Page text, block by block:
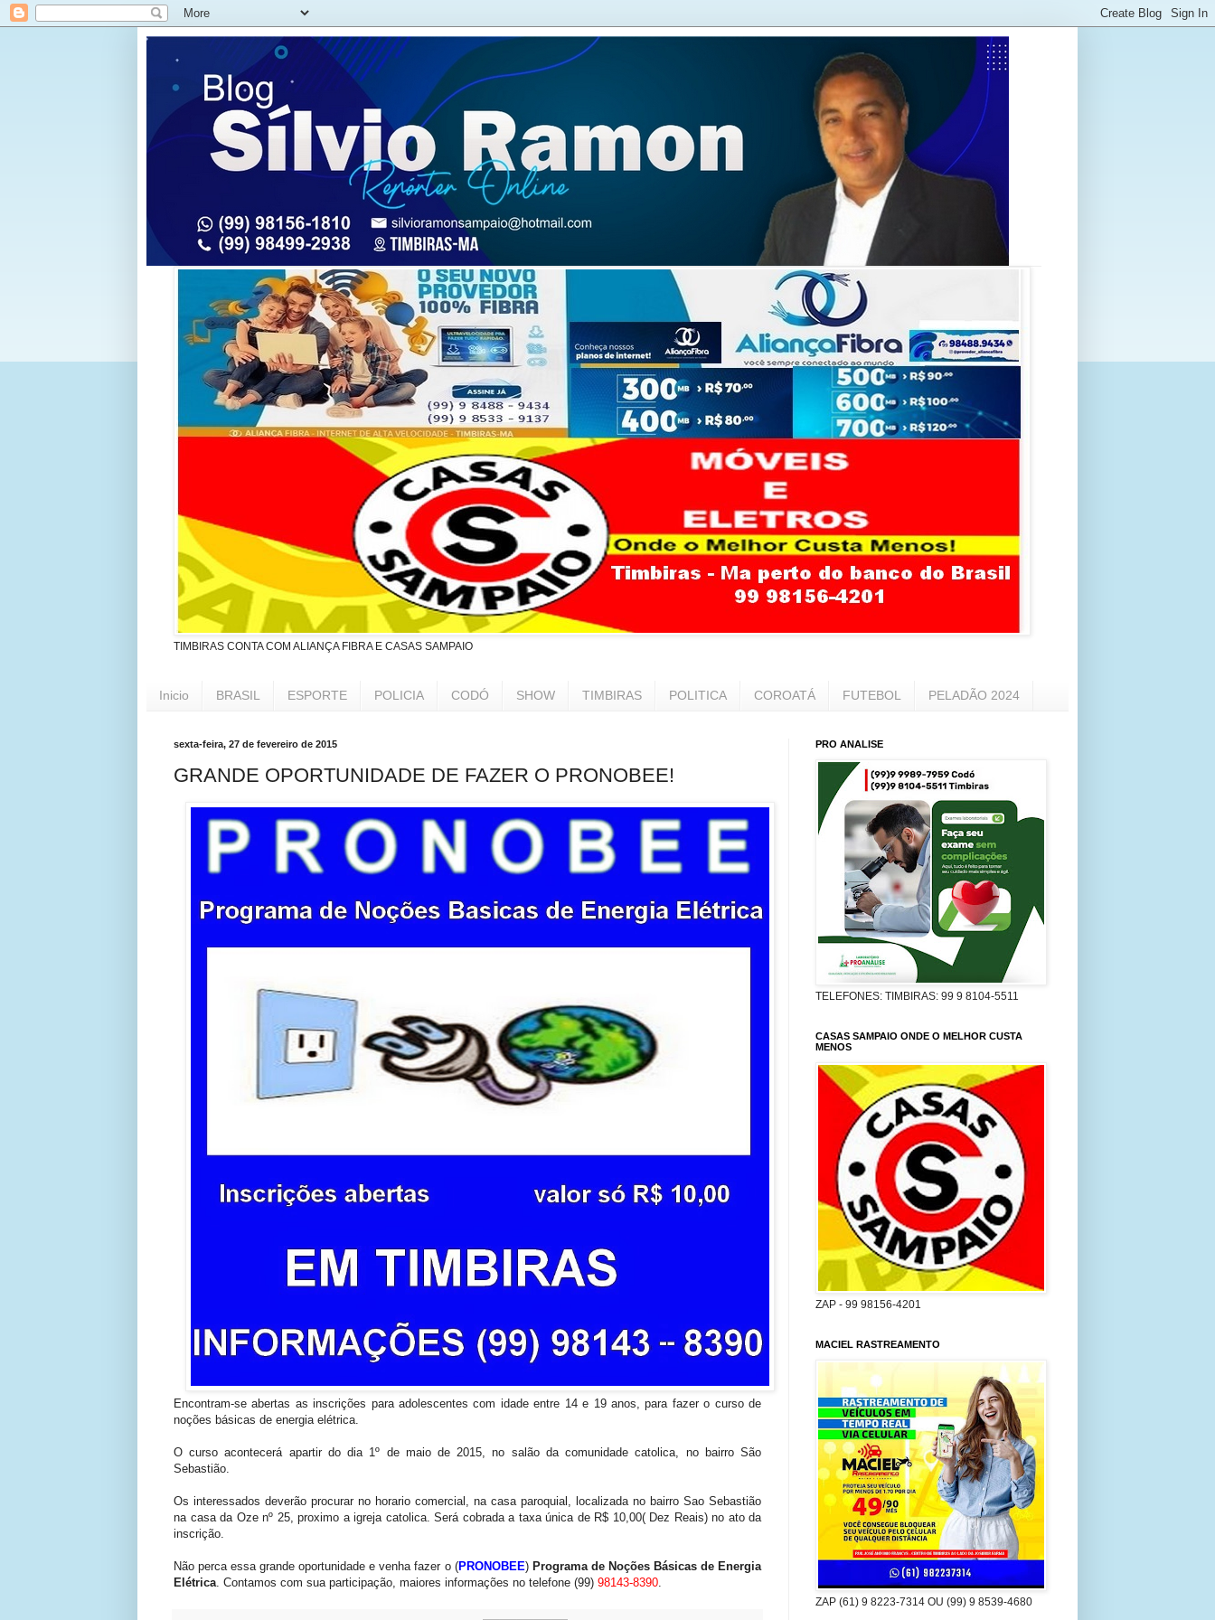
TIMBIRAS CONTA COM ALIANÇA FIBRA E CASAS SAMPAIO
Inicio BRASIL ESPORTE POLICIA CODÓ SHOW TIMBIRAS POLITICA COROATÁ FUTEBOL PELADÃO 2024
sexta-feira, 27 de fevereiro de 2015
GRANDE OPORTUNIDADE DE FAZER O PRONOBEE!
Encontram-se abertas as inscrições para adolescentes com idade entre 14 e 19 anos, para fazer o curso de
noções básicas de energia elétrica.
O curso acontecerá apartir do dia 1º de maio de 2015, no salão da comunidade catolica, no bairro São
Sebastião.
Os interessados deverão procurar no horario comercial, na casa paroquial, localizada no bairro Sao Sebastião
na casa da Oze nº 25, proximo a igreja catolica. Será cobrada a taxa única de R$ 10,00( Dez Reais) no ato da
inscrição.
Não perca essa grande oportunidade e venha fazer o (PRONOBEE) Programa de Noções Básicas de Energia
Elétrica. Contamos com sua participação, maiores informações no telefone (99) 98143-8390.
PRO ANALISE
TELEFONES: TIMBIRAS: 99 9 8104-5511
CASAS SAMPAIO ONDE O MELHOR CUSTA
MENOS
ZAP - 99 98156-4201
MACIEL RASTREAMENTO
ZAP (61) 9 8223-7314 OU (99) 9 8539-4680